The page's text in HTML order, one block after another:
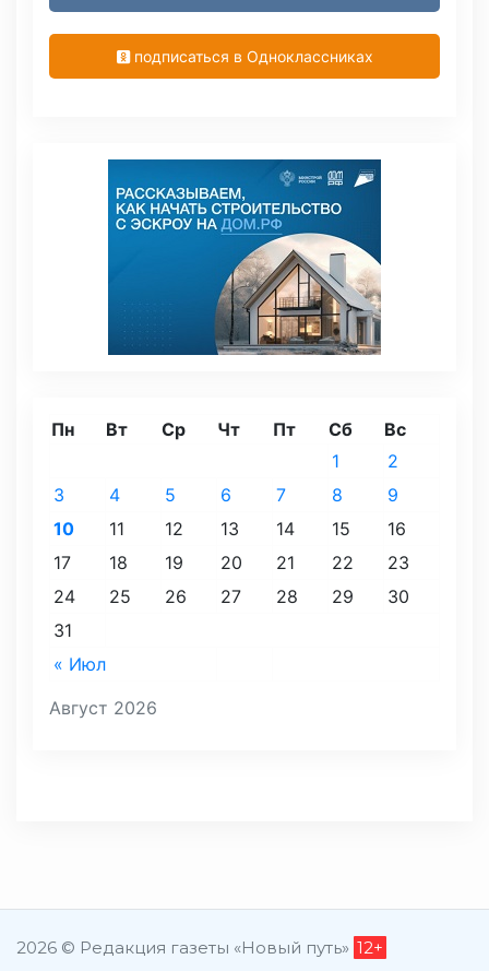
подписаться в Одноклассниках
Август 2026
Пн Вт Ср Чт Пт Сб Вс
« Июл
1
2
3
4 5 6 7 8
9
10
11 12 13 14 15
16
17
18 19 20 21 22
23
24
25 26 27 28 29
30
31
2026 © Редакция газеты «Новый путь» 12+